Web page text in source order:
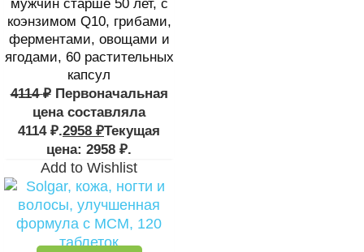
мужчин старше 50 лет, с
коэнзимом Q10, грибами,
ферментами, овощами и
ягодами, 60 растительных
капсул
4114₽ Первоначальная
цена составляла
4114 ₽.2958 ₽Текущая
цена: 2958 ₽.
Add to Wishlist